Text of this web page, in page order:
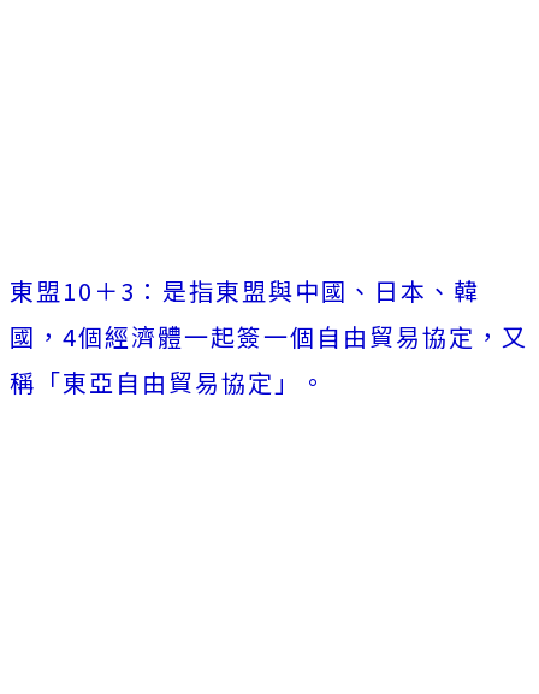
東盟10＋3：是指東盟與中國、日本、韓
國，4個經濟體一起簽一個自由貿易協定，又
稱「東亞自由貿易協定」。